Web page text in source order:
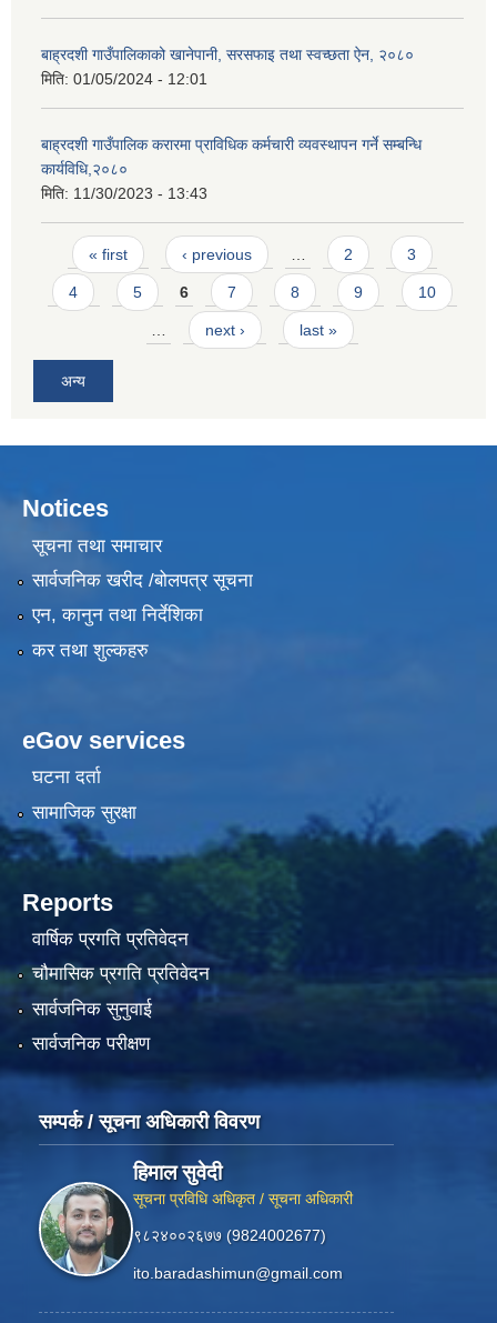
बाह्रदशी गाउँपालिकाको खानेपानी, सरसफाइ तथा स्वच्छता ऐन, २०८०
मिति: 01/05/2024 - 12:01
बाह्रदशी गाउँपालिक करारमा प्राविधिक कर्मचारी व्यवस्थापन गर्ने सम्बन्धि
कार्यविधि,२०८०
मिति: 11/30/2023 - 13:43
Pages
« first ‹ previous 2 3
4 5 6 7 8 9 10
next › last »
अन्य
Notices
सूचना तथा समाचार
सार्वजनिक खरीद /बोलपत्र सूचना
एन, कानुन तथा निर्देशिका
कर तथा शुल्कहरु
eGov services
घटना दर्ता
सामाजिक सुरक्षा
Reports
वार्षिक प्रगति प्रतिवेदन
चौमासिक प्रगति प्रतिवेदन
सार्वजनिक सुनुवाई
सार्वजनिक परीक्षण
सम्पर्क / सूचना अधिकारी विवरण
हिमाल सुवेदी
सूचना प्रविधि अधिकृत / सूचना अधिकारी
९८२४००२६७७ (9824002677)
ito.baradashimun@gmail.com